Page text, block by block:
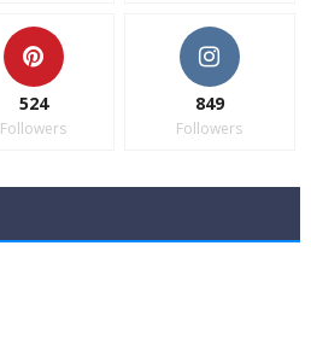
524
Followers
849
Followers